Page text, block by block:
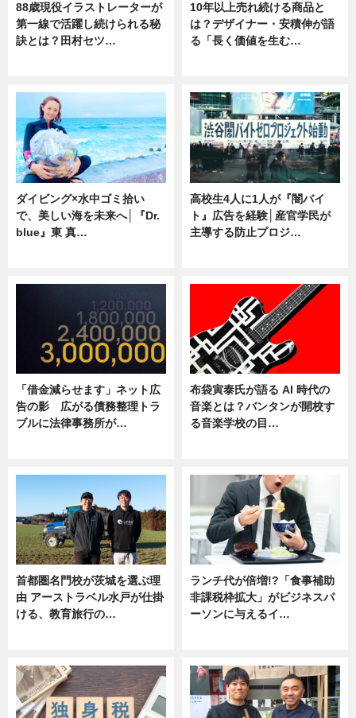
88歳現役イラストレーターが
第一線で活躍し続けられる秘
訣とは？田村セツ…
10年以上売れ続ける商品と
は？デザイナー・安積伸が語
る「長く価値を生む…
ダイビング×水中ゴミ拾い
で、美しい海を未来へ│『Dr.
blue』東 真…
高校生4人に1人が『闇バイ
ト』広告を経験│産官学民が
主導する防止プロジ…
「借金減らせます」ネット広
告の影 広がる債務整理トラ
ブルに法律事務所が…
布袋寅泰氏が語る AI 時代の
音楽とは？バンタンが開校す
る音楽学校の目…
首都圏名門校が茨城を選ぶ理
由 アーストラベル水戸が仕掛
ける、教育旅行の…
ランチ代が倍増!?「食事補助
非課税枠拡大」がビジネスパ
ーソンに与えるイ…